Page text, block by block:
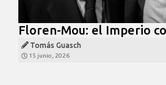
Floren-Mou: el Imperio
Tomás Guasch
15 junio, 2026